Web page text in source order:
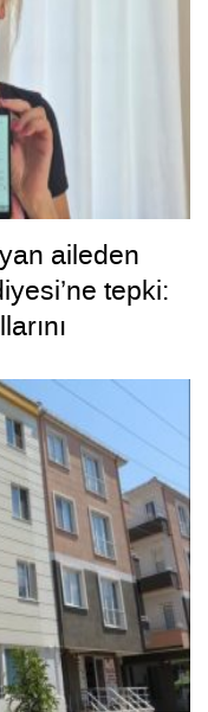
aileden
tepki: